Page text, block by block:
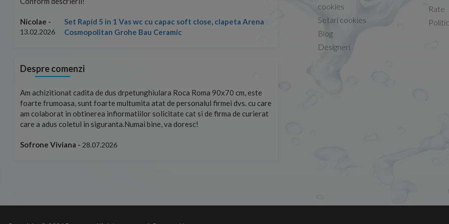
Nicolae -
13.02.2026
Set Rapid 5 in 1 Vas wc cu capac soft close, clapeta Arena
Cosmopolitan Grohe Bau Ceramic
Nicolae - 13.02.2026
Despre comenzi
Am achizitionat cadita de dus drpetunghiulara Roca Roma 90x70 cm, este
foarte frumoasa, sunt foarte multumita atat de personalul firmei dvs. cu care
am colaborat in obtinerea infiormatiilor solicitate cat si de firma de curierat
care a adus coletul in siguranta.Numai bine, va doresc!
Sofrone Viviana - 28.07.2026
cookies
Setari cookies
Blog
Designeri
Rate